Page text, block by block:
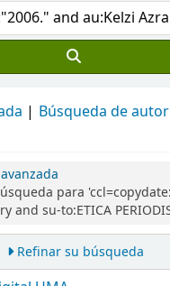
Búsqueda de
para
and su-to:ETICA
Refinar su búsqueda